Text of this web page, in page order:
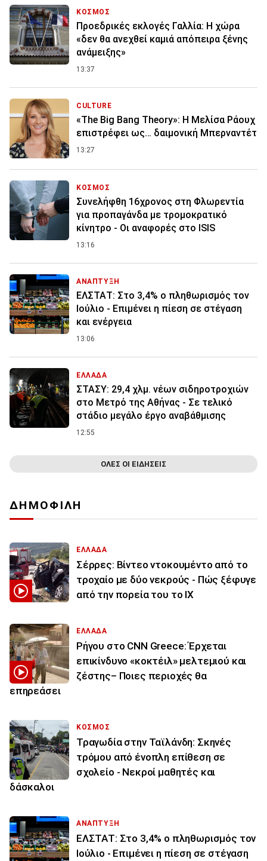
ΚΟΣΜΟΣ
Προεδρικές εκλογές Γαλλία: Η χώρα
«δεν θα ανεχθεί καμιά απόπειρα ξένης
ανάμειξης»
13:37
CULTURE
«The Big Bang Theory»: Η Μελίσα Ράουχ
επιστρέφει ως… δαιμονική Μπερναντέτ
13:27
ΚΟΣΜΟΣ
Συνελήφθη 16χρονος στη Φλωρεντία
για προπαγάνδα με τρομοκρατικό
κίνητρο - Οι αναφορές στο ISIS
13:16
ΑΝΑΠΤΥΞΗ
ΕΛΣΤΑΤ: Στο 3,4% ο πληθωρισμός τον
Ιούλιο - Επιμένει η πίεση σε στέγαση
και ενέργεια
13:06
ΕΛΛΑΔΑ
ΣΤΑΣΥ: 29,4 χλμ. νέων σιδηροτροχιών
στο Μετρό της Αθήνας - Σε τελικό
στάδιο μεγάλο έργο αναβάθμισης
12:55
ΟΛΕΣ ΟΙ ΕΙΔΗΣΕΙΣ
ΔΗΜΟΦΙΛΗ
ΕΛΛΑΔΑ
Σέρρες: Βίντεο ντοκουμέντο από το
τροχαίο με δύο νεκρούς - Πώς ξέφυγε
από την πορεία του το ΙΧ
ΕΛΛΑΔΑ
Ρήγου στο CNN Greece: Έρχεται
επικίνδυνο «κοκτέιλ» μελτεμιού και
ζέστης– Ποιες περιοχές θα
επηρεάσει
ΚΟΣΜΟΣ
Τραγωδία στην Ταϊλάνδη: Σκηνές
τρόμου από ένοπλη επίθεση σε
σχολείο - Νεκροί μαθητές και
δάσκαλοι
ΑΝΑΠΤΥΞΗ
ΕΛΣΤΑΤ: Στο 3,4% ο πληθωρισμός τον
Ιούλιο - Επιμένει η πίεση σε στέγαση